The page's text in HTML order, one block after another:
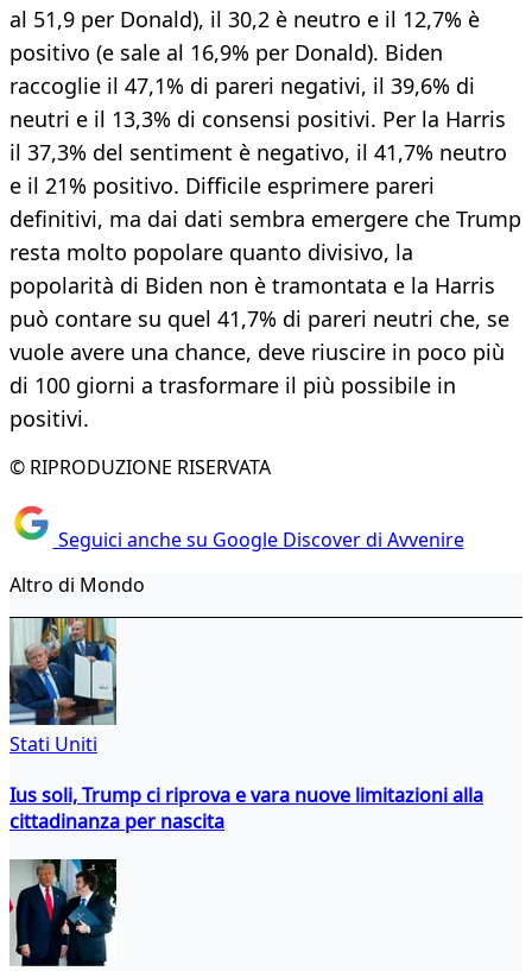
al 51,9 per Donald), il 30,2 è neutro e il 12,7% è
positivo (e sale al 16,9% per Donald). Biden
raccoglie il 47,1% di pareri negativi, il 39,6% di
neutri e il 13,3% di consensi positivi. Per la Harris
il 37,3% del sentiment è negativo, il 41,7% neutro
e il 21% positivo. Difficile esprimere pareri
definitivi, ma dai dati sembra emergere che Trump
resta molto popolare quanto divisivo, la
popolarità di Biden non è tramontata e la Harris
può contare su quel 41,7% di pareri neutri che, se
vuole avere una chance, deve riuscire in poco più
di 100 giorni a trasformare il più possibile in
positivi.
© RIPRODUZIONE RISERVATA
Seguici anche su Google Discover di Avvenire
Altro di Mondo
Stati Uniti
Ius soli, Trump ci riprova e vara nuove limitazioni alla
cittadinanza per nascita